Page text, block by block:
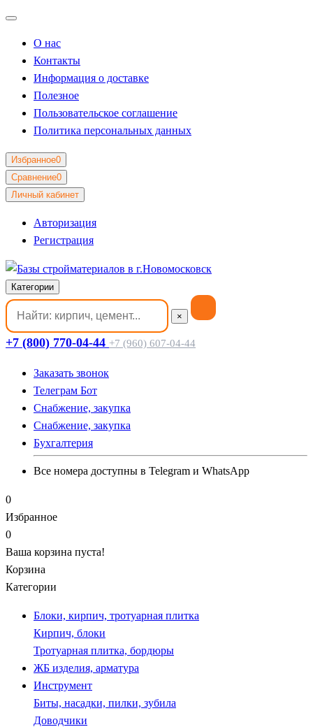
О нас
Контакты
Информация о доставке
Полезное
Пользовательское соглашение
Политика персональных данных
Избранное0
Сравнение0
Личный кабинет
Авторизация
Регистрация
Категории
×
+7 (800) 770-04-44 +7 (960) 607-04-44
Заказать звонок
Телеграм Бот
Cнабжение, закупка
Cнабжение, закупка
Бухгалтерия
Все номера доступны в Telegram и WhatsApp
0
Избранное
0
Ваша корзина пуста!
Корзина
Категории
Блоки, кирпич, тротуарная плитка
Кирпич, блоки
Тротуарная плитка, бордюры
ЖБ изделия, арматура
Инструмент
Биты, насадки, пилки, зубила
Доводчики